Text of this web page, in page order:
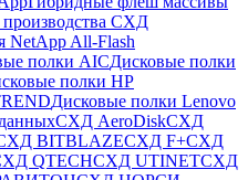
СХД
NetApp All-Flash
полки AICДисковые полки
полки HP
Дисковые полки Lenovo
СХД AeroDiskСХД
BITBLAZEСХД F+СХД
QTECHСХД UTINETСХД